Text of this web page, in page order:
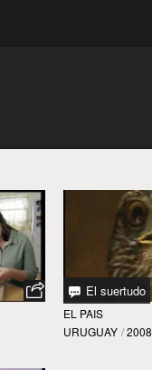
El suertudo
EL PAIS
URUGUAY / 2008